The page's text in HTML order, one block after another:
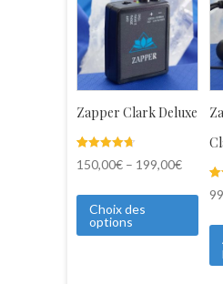
Zapper Clark Deluxe
Noté
4.70
23
client
150,00€ – 199,00€
Choix des
options
8